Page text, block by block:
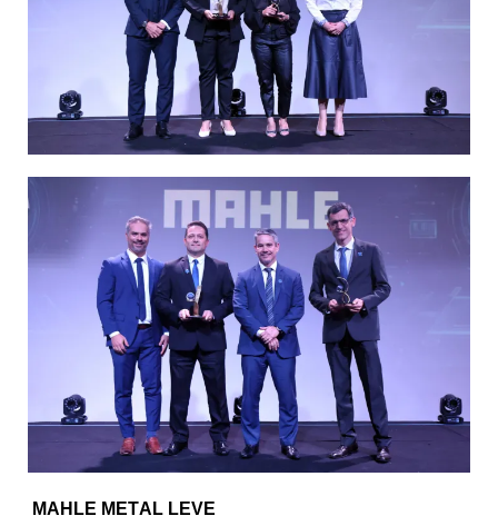
MAHLE METAL LEVE